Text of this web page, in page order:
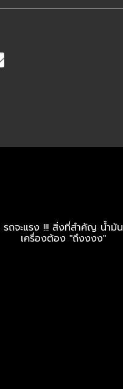
รถจะแรง !!! สิ่งที่สำคัญ น้ำมัน
เครื่องต้อง "ถึงงงง"